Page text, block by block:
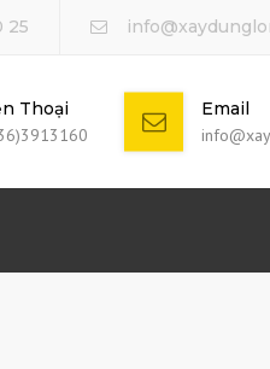
25
Thoại
Email